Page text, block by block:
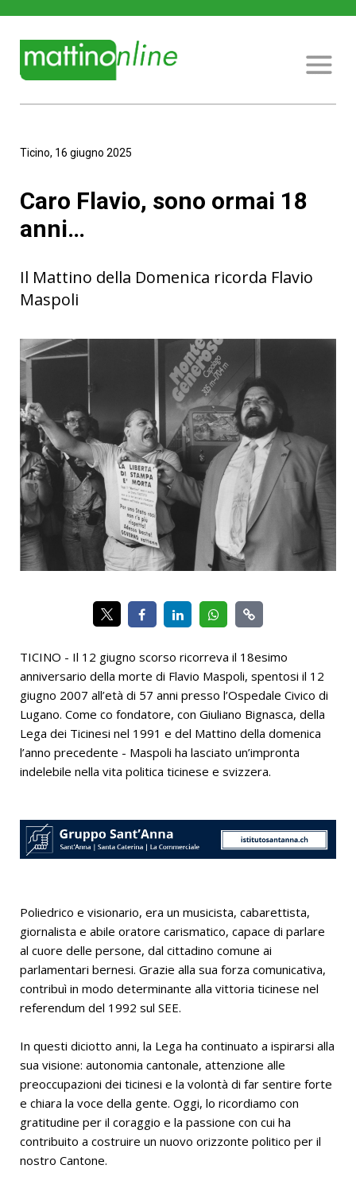
Ticino, 16 giugno 2025
Caro Flavio, sono ormai 18
anni…
Il Mattino della Domenica ricorda Flavio
Maspoli
TICINO - Il 12 giugno scorso ricorreva il 18esimo
anniversario della morte di Flavio Maspoli, spentosi il 12
giugno 2007 all’età di 57 anni presso l’Ospedale Civico di
Lugano. Come co fondatore, con Giuliano Bignasca, della
Lega dei Ticinesi nel 1991 e del Mattino della domenica
l’anno precedente - Maspoli ha lasciato un’impronta
indelebile nella vita politica ticinese e svizzera.
Poliedrico e visionario, era un musicista, cabarettista,
giornalista e abile oratore carismatico, capace di parlare
al cuore delle persone, dal cittadino comune ai
parlamentari bernesi. Grazie alla sua forza comunicativa,
contribuì in modo determinante alla vittoria ticinese nel
referendum del 1992 sul SEE.
In questi diciotto anni, la Lega ha continuato a ispirarsi alla
sua visione: autonomia cantonale, attenzione alle
preoccupazioni dei ticinesi e la volontà di far sentire forte
e chiara la voce della gente. Oggi, lo ricordiamo con
gratitudine per il coraggio e la passione con cui ha
contribuito a costruire un nuovo orizzonte politico per il
nostro Cantone.